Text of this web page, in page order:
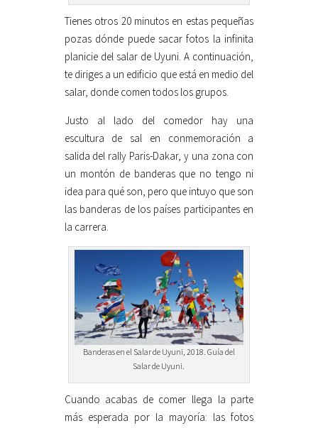
Tienes otros 20 minutos en estas pequeñas
pozas dónde puede sacar fotos la infinita
planicie del salar de Uyuni. A continuación,
te diriges a un edificio que está en medio del
salar, donde comen todos los grupos.
Justo al lado del comedor hay una
escultura de sal en conmemoración a
salida del rally Paris-Dakar, y una zona con
un montón de banderas que no tengo ni
idea para qué son, pero que intuyo que son
las banderas de los países participantes en
la carrera.
Banderas en el Salar de Uyuni, 2018. Guía del
Salar de Uyuni.
Cuando acabas de comer llega la parte
más esperada por la mayoría: las fotos